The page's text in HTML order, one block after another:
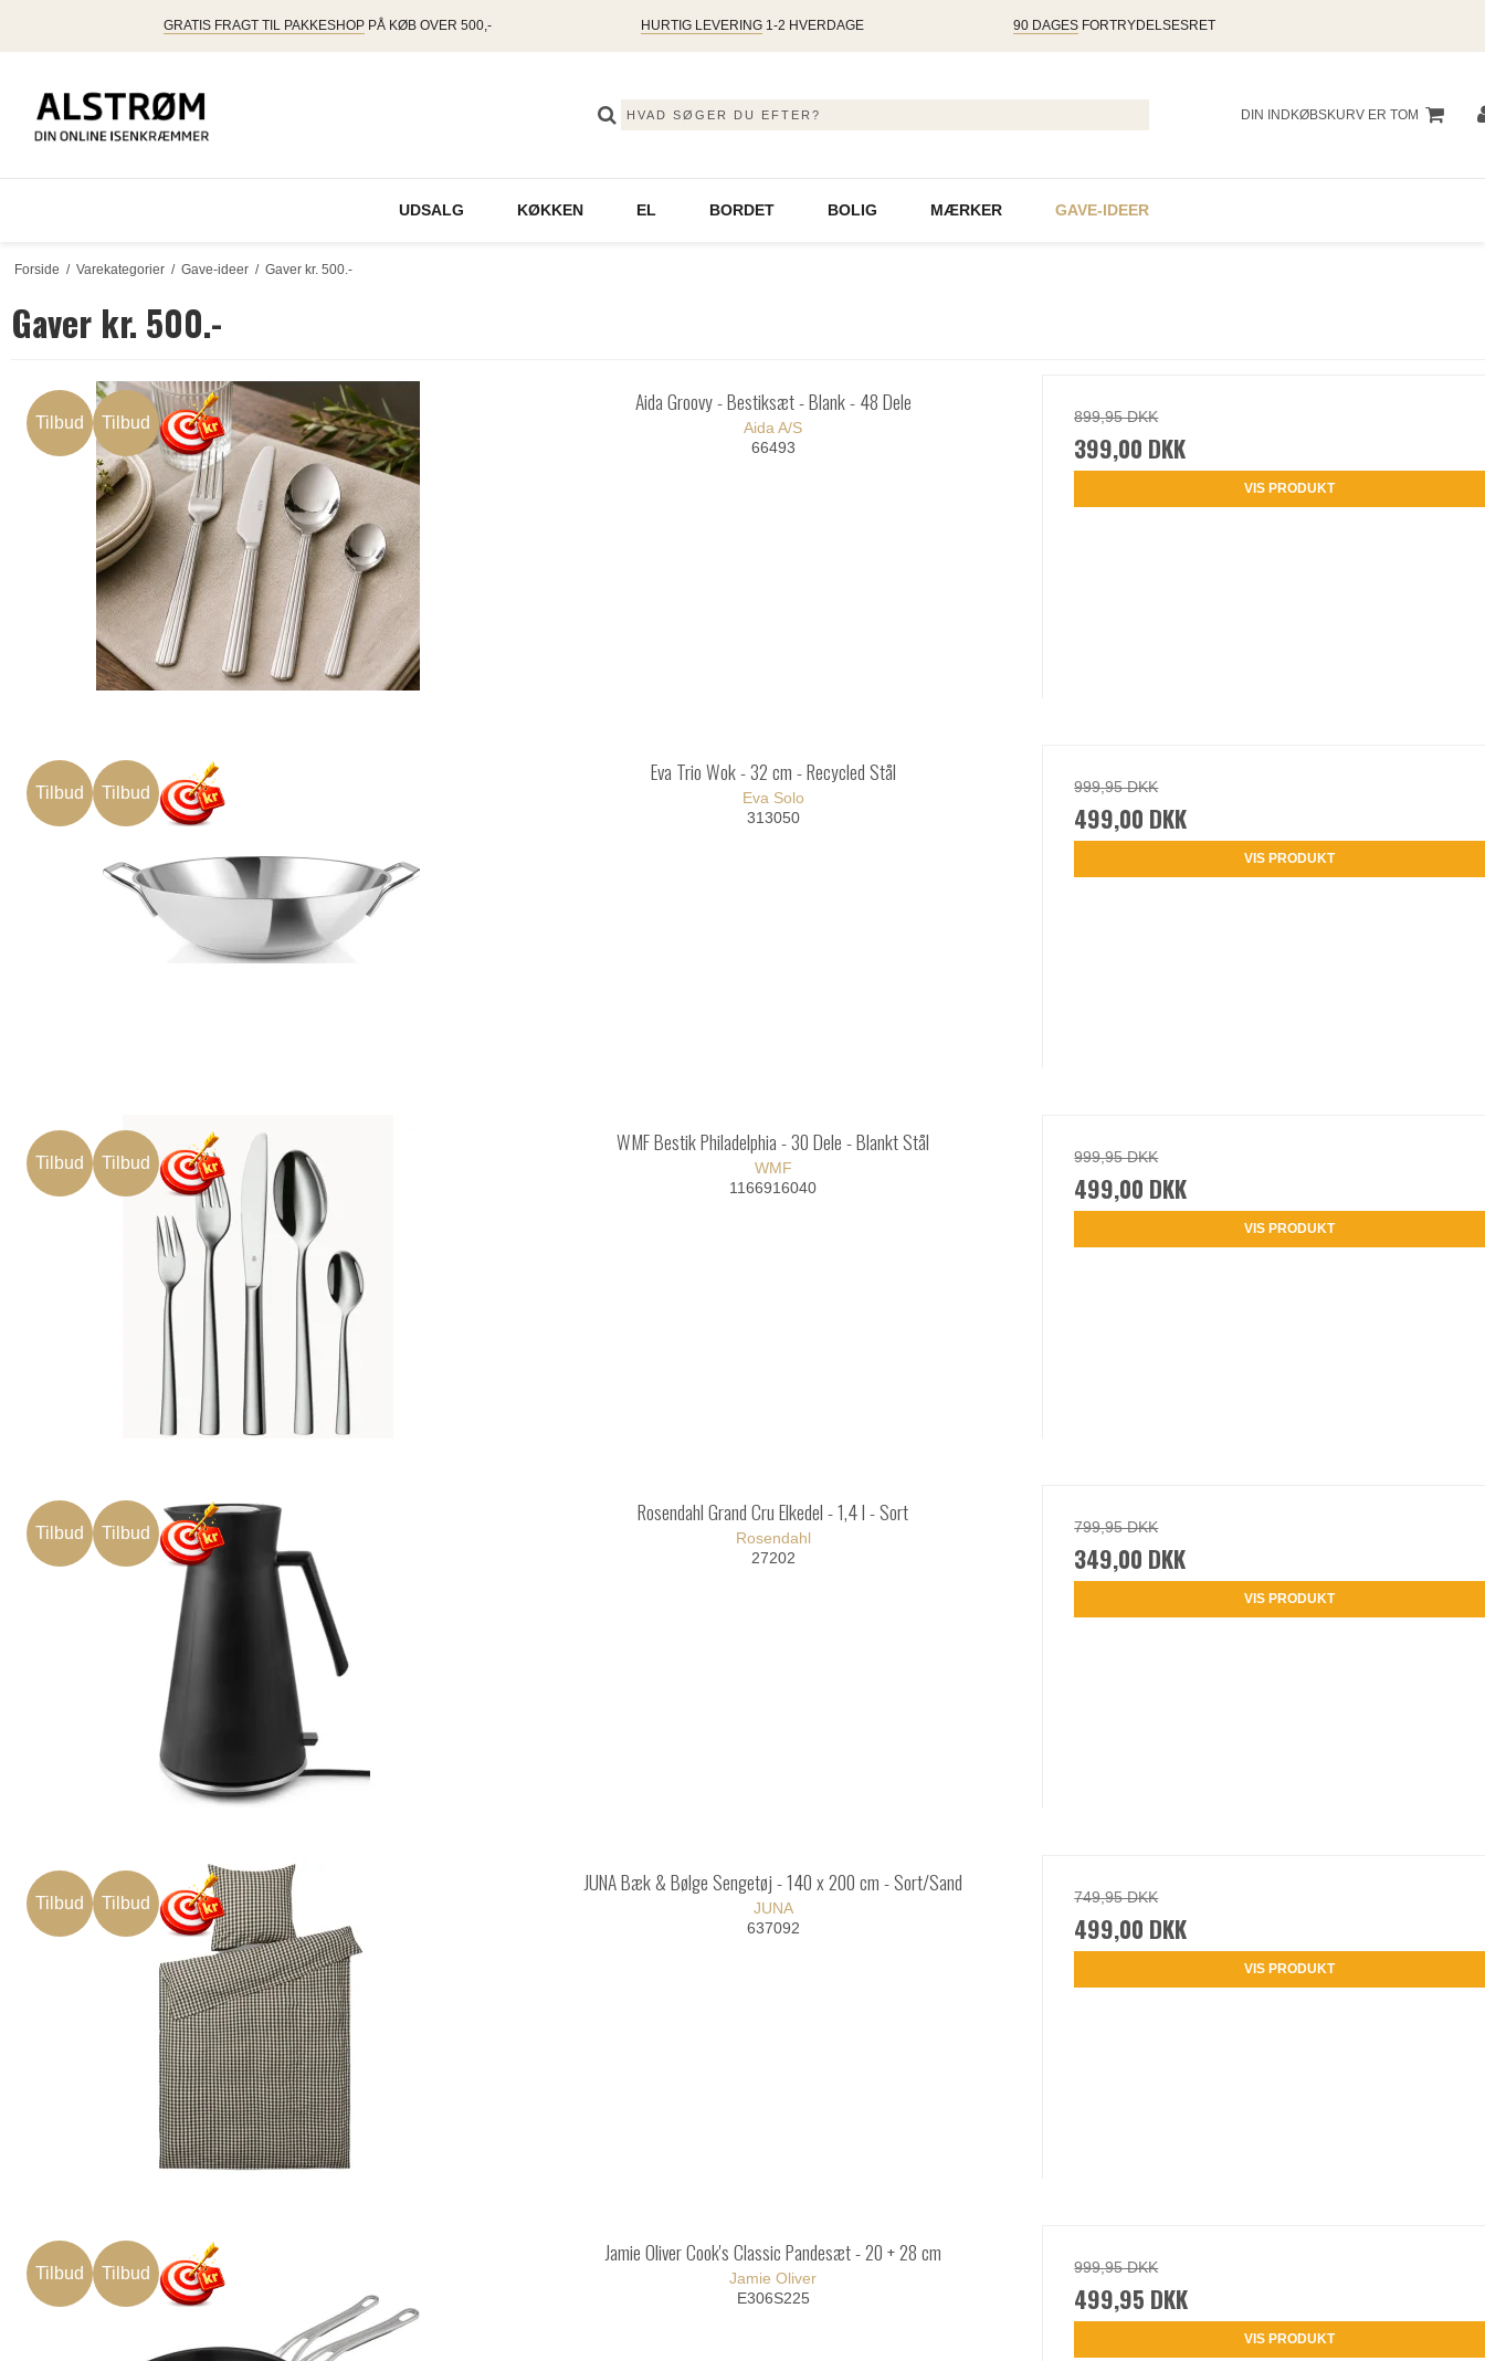
GRATIS FRAGT TIL PAKKESHOPPÅ KØB OVER 500,- HURTIG LEVERING1-2 HVERDAGE 90 DAGESFORTRYDELSESRET
DIN INDKØBSKURV ER TOM
UDSALG KØKKEN EL BORDET BOLIG MÆRKER GAVE-IDEER
Forside / Varekategorier / Gave-ideer / Gaver kr. 500.-
Gaver kr. 500.-
Tilbud Tilbud
Aida Groovy - Bestiksæt - Blank - 48 Dele
Aida A/S
66493
899,95 DKK
399,00 DKK
VIS PRODUKT
Tilbud Tilbud
Eva Trio Wok - 32 cm - Recycled Stål
Eva Solo
313050
999,95 DKK
499,00 DKK
VIS PRODUKT
Tilbud Tilbud
WMF Bestik Philadelphia - 30 Dele - Blankt Stål
WMF
1166916040
999,95 DKK
499,00 DKK
VIS PRODUKT
Tilbud Tilbud
Rosendahl Grand Cru Elkedel - 1,4 l - Sort
Rosendahl
27202
799,95 DKK
349,00 DKK
VIS PRODUKT
Tilbud Tilbud
JUNA Bæk & Bølge Sengetøj - 140 x 200 cm - Sort/Sand
JUNA
637092
749,95 DKK
499,00 DKK
VIS PRODUKT
Tilbud Tilbud
Jamie Oliver Cook's Classic Pandesæt - 20 + 28 cm
Jamie Oliver
E306S225
999,95 DKK
499,95 DKK
VIS PRODUKT